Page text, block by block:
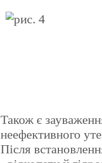
Також є
неефективного
Після